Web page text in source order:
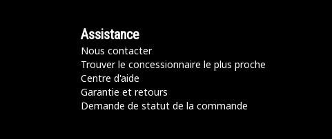
Assistance
Nous contacter
Trouver le concessionnaire le plus proche
Centre d'aide
Garantie et retours
Demande de statut de la commande